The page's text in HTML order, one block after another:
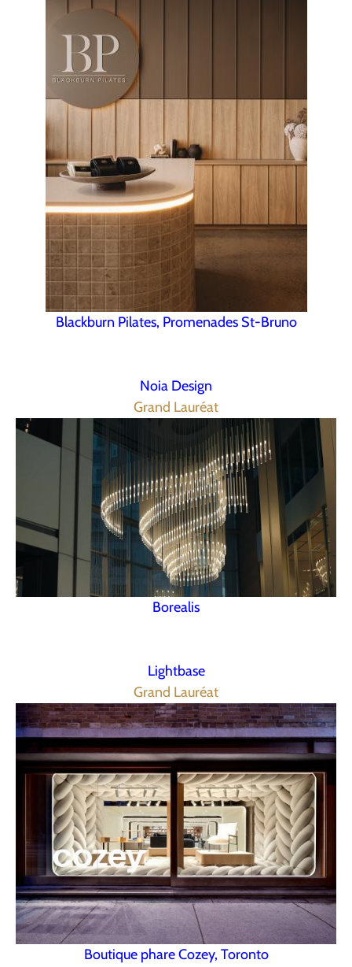
Blackburn Pilates, Promenades St-Bruno
Noia Design
Grand Lauréat
Borealis
Lightbase
Grand Lauréat
Boutique phare Cozey, Toronto